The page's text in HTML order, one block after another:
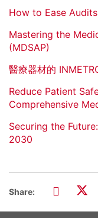
How to Ease
Mastering the
(MDSAP)
醫療器材的
Reduce Patient
Comprehensive
Securing the
2030
Share: